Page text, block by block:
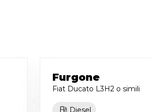
Furgone
Fiat Ducato L3H2 o simili
Diesel